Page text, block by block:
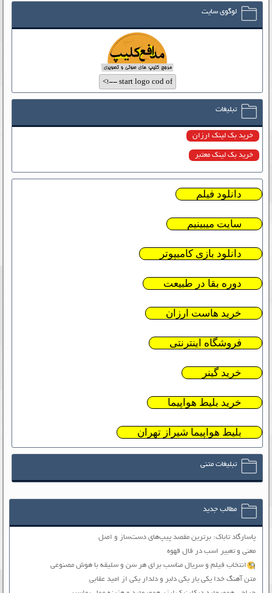
لوگوی سایت
تبلیغات
خرید بک لینک ارزان
خرید بک لینک معتبر
دانلود فیلم
سایت میبینیم
دانلود بازی کامیپوتر
دوره بقا در طبیعت
خرید هاست ارزان
فروشگاه اینترنتی
خرید گینر
خرید بلیط هواپیما
بلیط هواپیما شیراز تهران
تبلیغات متنی
مطالب جدید
پاسارگاد تاباک: برترین مقصد پیپ‌های دست‌ساز و اصل
معنی و تعبیر اسب در فال قهوه
انتخاب فیلم و سریال مناسب برای هر سن و سلیقه با هوش مصنوعی
متن آهنگ خدا یکی یار یکی دلبر و دلدار یکی از امید عقابی